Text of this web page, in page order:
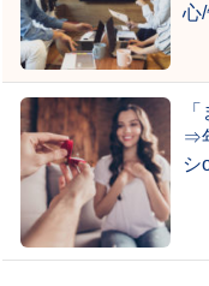
心
⇒
シ